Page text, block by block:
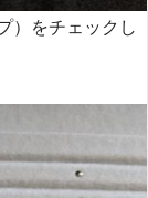
）をチェックし